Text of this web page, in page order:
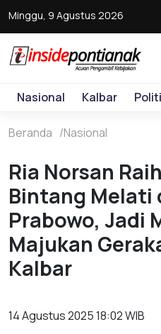
Minggu, 9 Agustus 2026
Nasional Kalbar
Beranda Nasional
Ria Norsan
Bintang Melati
Prabowo, Jadi
Majukan
Kalbar
14 Agustus 2025 18:02 WIB